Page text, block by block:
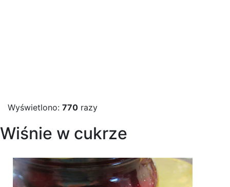
Wyświetlono: 770 razy
Wiśnie w cukrze